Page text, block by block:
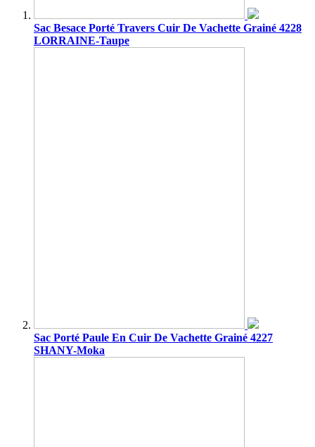
Sac Besace Porté Travers Cuir De Vachette Grainé 4228
LORRAINE-Taupe
Sac Porté Paule En Cuir De Vachette Grainé 4227
SHANY-Moka